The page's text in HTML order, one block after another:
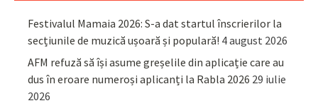
Festivalul Mamaia 2026: S-a dat startul înscrierilor la
secțiunile de muzică ușoară și populară! 4 august 2026
AFM refuză să își asume greșelile din aplicație care au
dus în eroare numeroși aplicanți la Rabla 2026 29 iulie
2026